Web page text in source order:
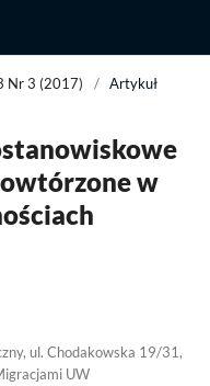
Jakościowej
Nr 3 (2017) / Artykuł
w
ul. Chodakowska 19/31,
UW